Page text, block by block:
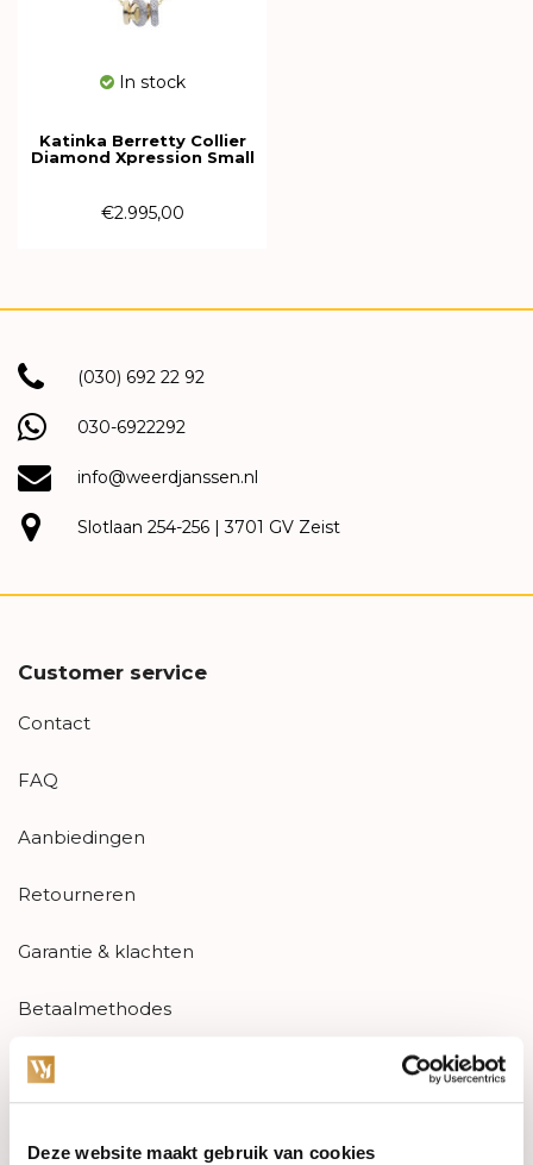
Deze website maakt gebruik van cookies
In stock
Katinka Berretty Collier
Diamond Xpression Small
€2.995,00
(030) 692 22 92
030-6922292
info@weerdjanssen.nl
Slotlaan 254-256 | 3701 GV Zeist
Customer service
Contact
FAQ
Aanbiedingen
Retourneren
Garantie & klachten
Betaalmethodes
Sitemap
Categories